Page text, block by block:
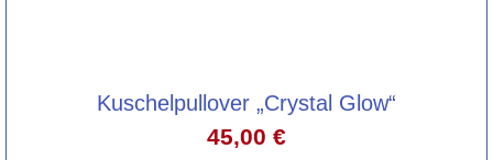
Kuschelpullover „Crystal Glow“
45,00 €